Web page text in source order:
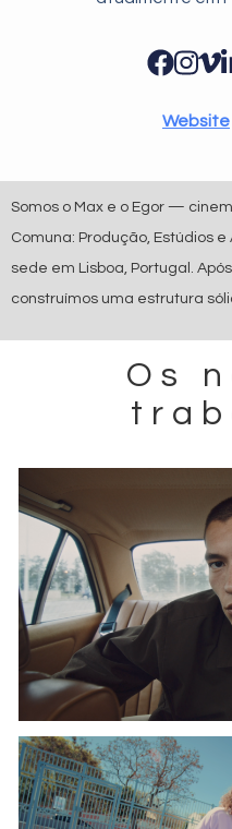
Website
Somos o Max e o Egor —
Comuna: Produção, Estúdios
sede em Lisboa, Portugal.
construímos uma estrutura
Os
LIME
Max Golov - 1º Assistente